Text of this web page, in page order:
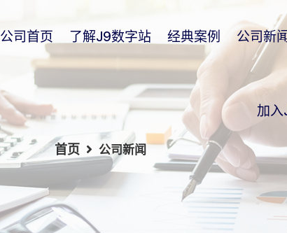
公司首页 了解j9数字站 经典案例 公司新
加
首页 公司新闻